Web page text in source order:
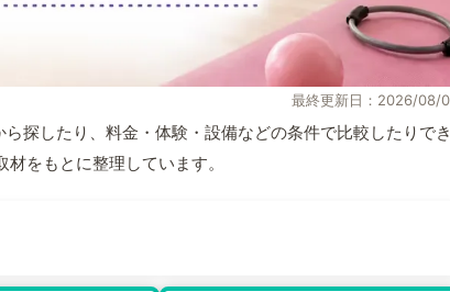
最終更新日：2026/08/
探したり、料金・体験・設備などの条件で比較したりで
をもとに整理しています。